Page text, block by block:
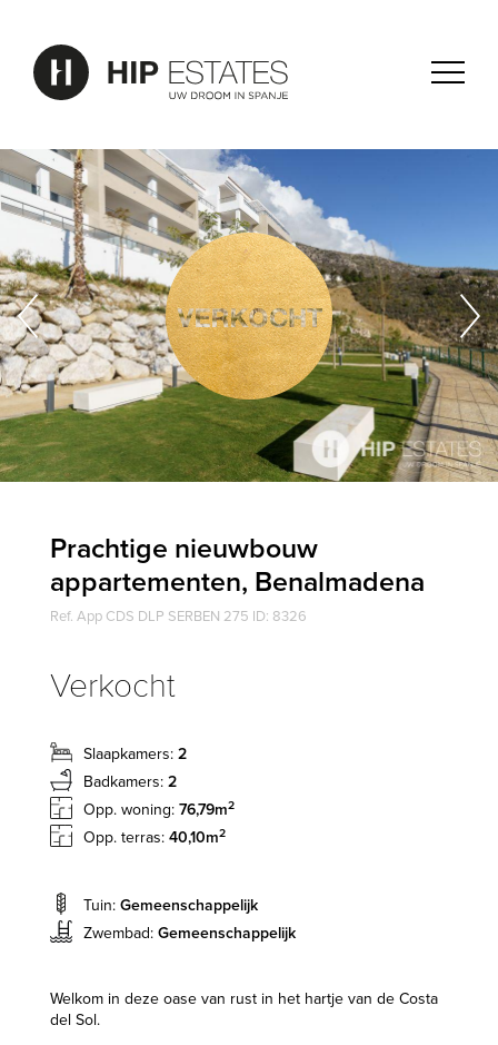
Prachtige nieuwbouw
appartementen, Benalmadena
Ref. App CDS DLP SERBEN 275 ID: 8326
Verkocht
Slaapkamers: 2
Badkamers: 2
Opp. woning: 76,79m2
Opp. terras: 40,10m2
Tuin: Gemeenschappelijk
Zwembad: Gemeenschappelijk
Welkom in deze oase van rust in het hartje van de Costa
del Sol.